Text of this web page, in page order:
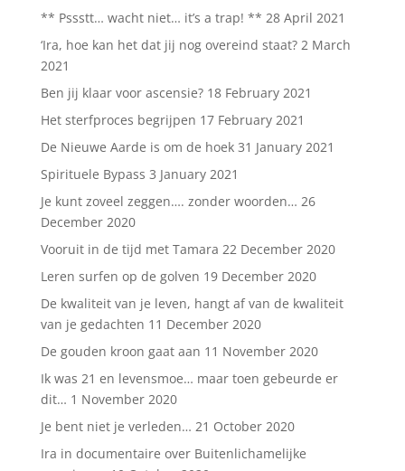
** Pssstt… wacht niet… it’s a trap! ** 28 April 2021
‘Ira, hoe kan het dat jij nog overeind staat? 2 March
2021
Ben jij klaar voor ascensie? 18 February 2021
Het sterfproces begrijpen 17 February 2021
De Nieuwe Aarde is om de hoek 31 January 2021
Spirituele Bypass 3 January 2021
Je kunt zoveel zeggen…. zonder woorden… 26
December 2020
Vooruit in de tijd met Tamara 22 December 2020
Leren surfen op de golven 19 December 2020
De kwaliteit van je leven, hangt af van de kwaliteit
van je gedachten 11 December 2020
De gouden kroon gaat aan 11 November 2020
Ik was 21 en levensmoe… maar toen gebeurde er
dit… 1 November 2020
Je bent niet je verleden… 21 October 2020
Ira in documentaire over Buitenlichamelijke